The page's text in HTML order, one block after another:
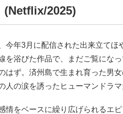
(Netflix/2025)
今年3月に配信された出来立て
を浴びた作品で、まだご覧にな
はず。済州島で生まれ育った男
人の涙を誘ったヒューマンドラマ
情をベースに繰り広げられるエ